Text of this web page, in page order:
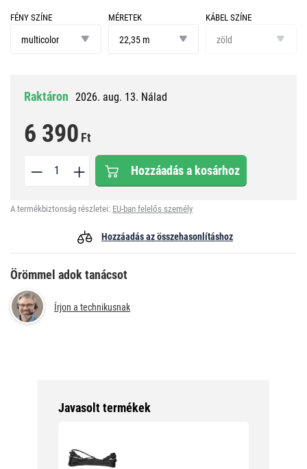
FÉNY SZÍNE
színemulticolor
MÉRETEK
22,35 m
KÁBEL SZÍNE
színezöld
Raktáron 2026. aug. 13. Nálad
6 390 Ft
Hozzáadás a kosárhoz
A termékbiztonság részletei: EU-ban felelős személy
Hozzáadás az összehasonlításhoz
Örömmel adok tanácsot
Írjon a technikusnak
Javasolt termékek